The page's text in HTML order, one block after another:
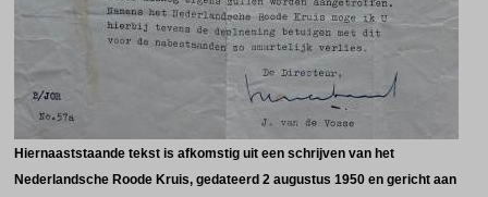
Hiernaaststaande tekst is afkomstig uit een schrijven van het
Nederlandsche Roode Kruis, gedateerd 2 augustus 1950 en gericht aan